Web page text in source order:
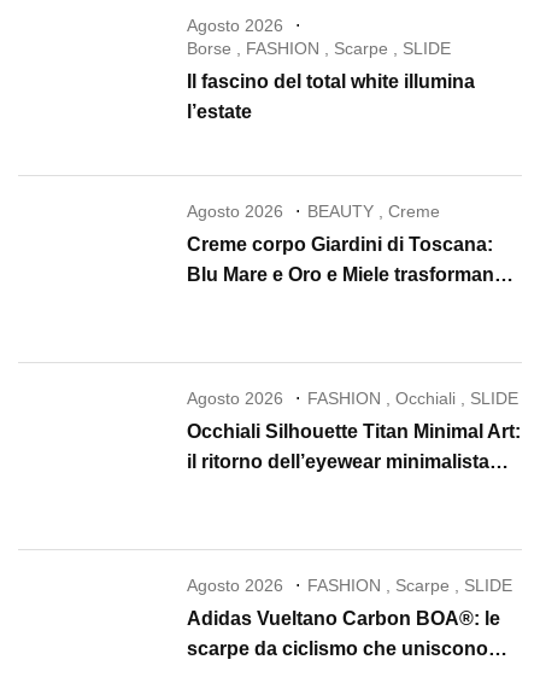
Agosto 2026
Borse
FASHION Scarpe SLIDE
Il fascino del total white illumina
l’estate
Agosto 2026 BEAUTY ,Creme
Creme corpo Giardini di Toscana:
Blu Mare e Oro e Miele trasformano
Agosto 2026 FASHION ,Occhiali SLIDE
Occhiali Silhouette Titan Minimal Art:
il ritorno dell’eyewear minimalista
Agosto 2026 FASHION Scarpe SLIDE
Adidas Vueltano Carbon BOA®: le
scarpe da ciclismo che uniscono